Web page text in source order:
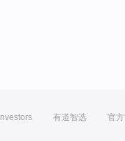
Investors 有道智选 官